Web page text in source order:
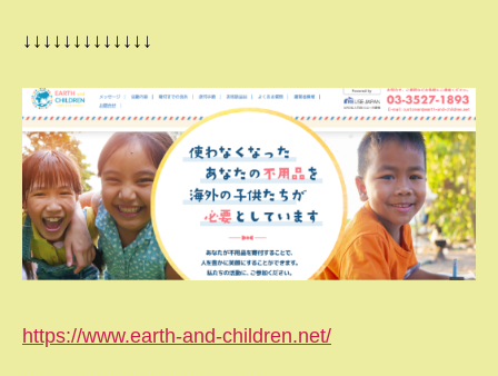
↓↓↓↓↓↓↓↓↓↓↓↓↓
https://www.earth-and-children.net/